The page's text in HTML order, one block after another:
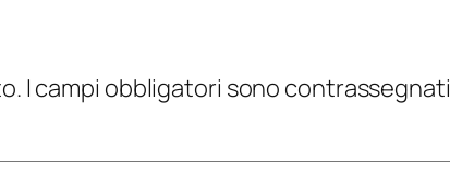
I campi obbligatori sono contrassegnati